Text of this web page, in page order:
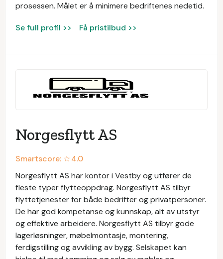
prosessen. Målet er å minimere bedriftenes nedetid.
Se full profil >> Få pristilbud >>
Norgesflytt AS
Smartscore: ☆4.0
Norgesflytt AS har kontor i Vestby og utfører de
fleste typer flytteoppdrag. Norgesflytt AS tilbyr
flyttetjenester for både bedrifter og privatpersoner.
De har god kompetanse og kunnskap, alt av utstyr
og effektive arbeidere. Norgesflytt AS tilbyr gode
lagerløsninger, møbelmontasje, montering,
ferdigstilling og avvikling av bygg. Selskapet kan